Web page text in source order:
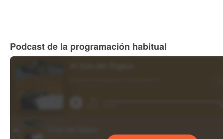
Podcast de la programación habitual